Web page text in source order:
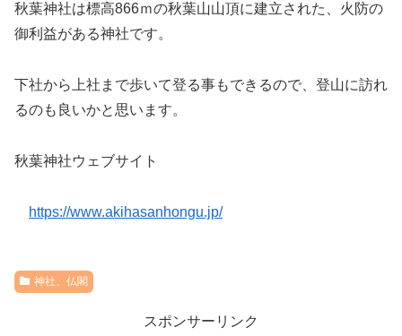
秋葉神社は標高866ｍの秋葉山山頂に建立された、火防の
御利益がある神社です。
下社から上社まで歩いて登る事もできるので、登山に訪れ
るのも良いかと思います。
秋葉神社ウェブサイト
https://www.akihasanhongu.jp/
神社、仏閣
スポンサーリンク